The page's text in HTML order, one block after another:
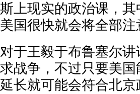
斯上现实的政治课，
美国很快就会将全部
对于王毅于布鲁塞尔
求战争，不过只要美
延长就可能会符合北